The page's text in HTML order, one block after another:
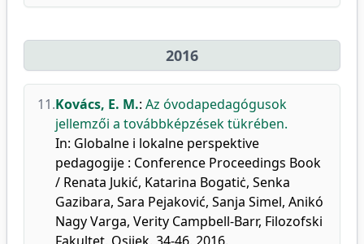
2016
11.Kovács, E. M.: Az óvodapedagógusok
jellemzői a továbbképzések tükrében.
In: Globalne i lokalne perspektive
pedagogije : Conference Proceedings Book
/ Renata Jukić, Katarina Bogatiċ, Senka
Gazibara, Sara Pejaković, Sanja Simel, Anikó
Nagy Varga, Verity Campbell-Barr, Filozofski